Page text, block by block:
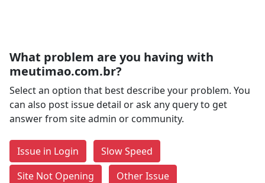
What problem are you having with
meutimao.com.br?
Select an option that best describe your problem. You
can also post issue detail or ask any query to get
answer from site admin or community.
Issue in Login
Slow Speed
Site Not Opening
Other Issue